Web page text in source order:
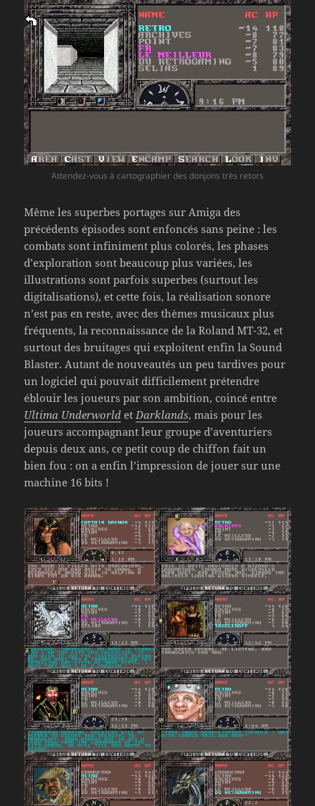
Attendez-vous à cartographier des donjons très retors
Même les superbes portages sur Amiga des
précédents épisodes sont enfoncés sans peine : les
combats sont infiniment plus colorés, les phases
d’exploration sont beaucoup plus variées, les
illustrations sont parfois superbes (surtout les
digitalisations), et cette fois, la réalisation sonore
n’est pas en reste, avec des thèmes musicaux plus
fréquents, la reconnaissance de la Roland MT-32, et
surtout des bruitages qui exploitent enfin la Sound
Blaster. Autant de nouveautés un peu tardives pour
un logiciel qui pouvait difficilement prétendre
éblouir les joueurs par son ambition, coincé entre
Ultima Underworld etDarklands, mais pour les
joueurs accompagnant leur groupe d’aventuriers
depuis deux ans, ce petit coup de chiffon fait un
bien fou : on a enfin l’impression de jouer sur une
machine 16 bits !